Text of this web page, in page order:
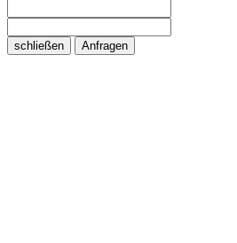
schließen Anfragen